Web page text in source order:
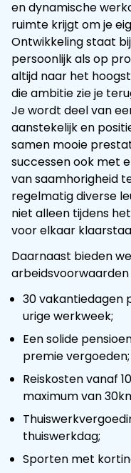
en dynamische
ruimte krijgt om je
Ontwikkeling staat
persoonlijk als op
altijd naar het
die ambitie zie je
Je wordt deel van
aanstekelijk en
samen mooie
successen ook met
van saamhorigheid
regelmatig diverse
niet alleen tijdens
voor elkaar
Daarnaast bieden
arbeidsvoorwaarden
30 vakantiedagen
urige werkweek;
Een solide
premie vergoeden;
Reiskosten vanaf
maximum van
thuiswerkdag;
Sporten met